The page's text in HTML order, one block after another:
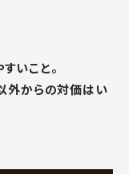
いこと。
外からの対価はい